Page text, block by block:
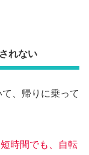
れない
、帰りに乗って
時間でも、自転